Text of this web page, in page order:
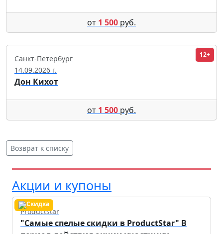
от 1 500 руб.
12+
Санкт-Петербург
14.09.2026 г.
Дон Кихот
от 1 500 руб.
Возврат к списку
Акции и купоны
Productstar
"Самые спелые скидки в ProductStar" В